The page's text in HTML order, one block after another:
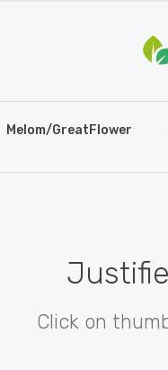
Melom/GreatFlower
Click on